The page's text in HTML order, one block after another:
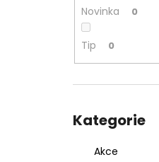
Novinka 0
Tip 0
kategorie
Kategorie
Akce
NENESS P'DOXE
129 Kč